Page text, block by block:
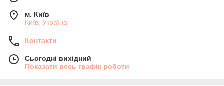
м. Київ
Київ, Україна
Контакти
Сьогодні вихідний
Показати весь графік роботи